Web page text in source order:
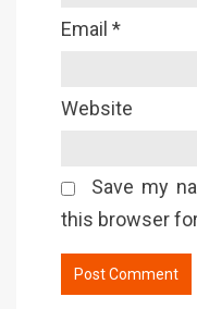
Email *
Website
Save my
this browser